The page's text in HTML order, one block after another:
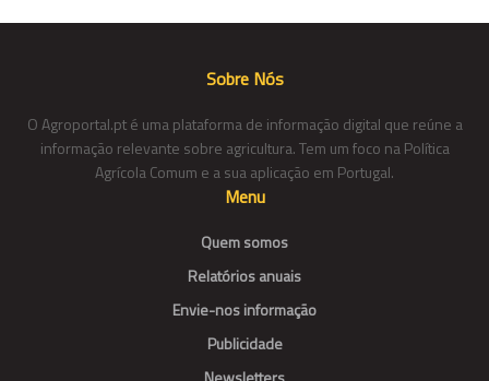
Sobre Nós
O Agroportal.pt é uma plataforma de informação digital que reúne a
informação relevante sobre agricultura. Tem um foco na Política
Agrícola Comum e a sua aplicação em Portugal.
Menu
Quem somos
Relatórios anuais
Envie-nos informação
Publicidade